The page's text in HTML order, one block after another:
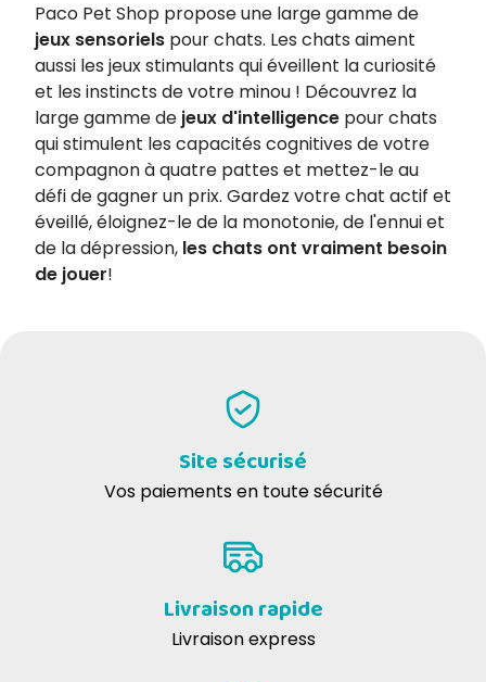
Paco Pet Shop propose une large gamme de
jeux sensoriels pour chats. Les chats aiment
aussi les jeux stimulants qui éveillent la curiosité
et les instincts de votre minou ! Découvrez la
large gamme de jeux d'intelligence pour chats
qui stimulent les capacités cognitives de votre
compagnon à quatre pattes et mettez-le au
défi de gagner un prix. Gardez votre chat actif et
éveillé, éloignez-le de la monotonie, de l'ennui et
de la dépression, les chats ont vraiment besoin
de jouer!
Site sécurisé
Vos paiements en toute sécurité
Livraison rapide
Livraison express